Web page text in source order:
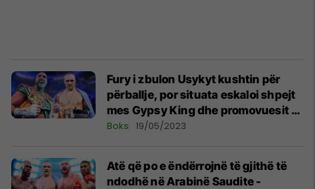
Fury i zbulon Usykyt kushtin për
përballje, por situata eskaloi shpejt
mes Gypsy King dhe promovuesit të
ukrainasit
Boks 19/05/2023
Atë që po e ëndërrojnë të gjithë të
ndodhë në Arabinë Saudite -